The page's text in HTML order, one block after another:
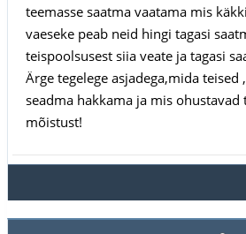
teemasse saatma vaatama mis
vaeseke peab neid hingi tagasi
teispoolsusest siia veate ja tagasi
Ärge tegelege asjadega,mida teised
seadma hakkama ja mis ohustavad
mõistust!